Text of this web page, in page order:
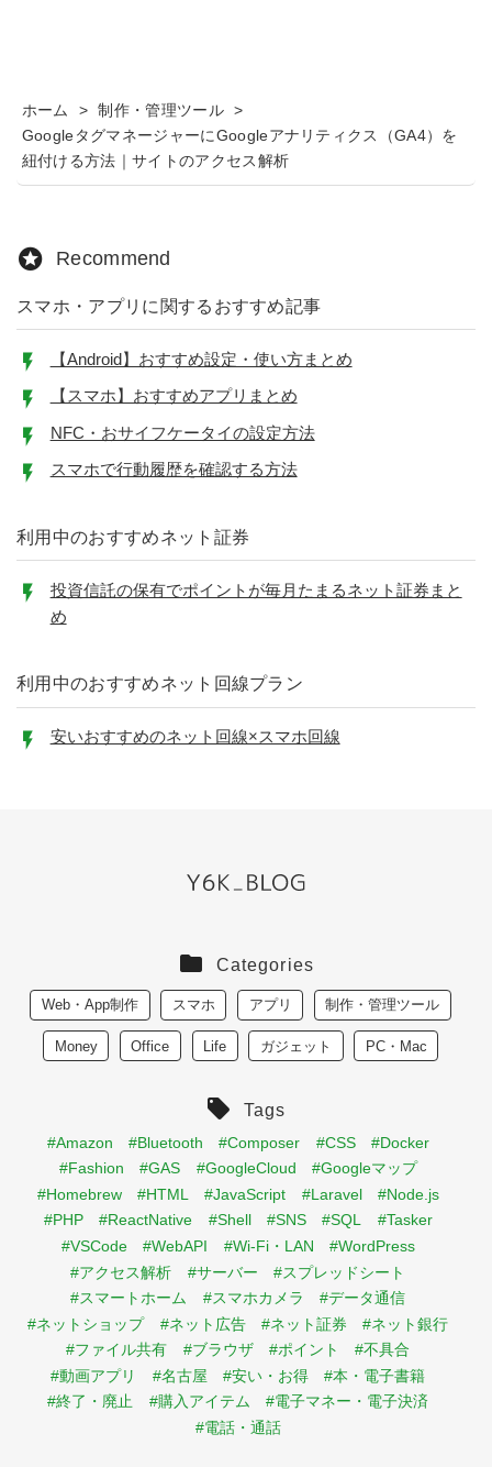
ホーム > 制作・管理ツール >
GoogleタグマネージャーにGoogleアナリティクス（GA4）を
紐付ける方法｜サイトのアクセス解析
Recommend
スマホ・アプリに関するおすすめ記事
【Android】おすすめ設定・使い方まとめ
【スマホ】おすすめアプリまとめ
NFC・おサイフケータイの設定方法
スマホで行動履歴を確認する方法
利用中のおすすめネット証券
投資信託の保有でポイントが毎月たまるネット証券まと
め
利用中のおすすめネット回線プラン
安いおすすめのネット回線×スマホ回線
Categories
Web・App制作 スマホ アプリ 制作・管理ツール
Money Office Life ガジェット PC・Mac
Tags
#Amazon #Bluetooth #Composer #CSS
#Docker
#Fashion
#GAS #GoogleCloud
#Googleマップ
#Homebrew
#HTML #JavaScript #Laravel
#Node.js
#PHP
#ReactNative #Shell #SNS #SQL
#Tasker
#VSCode
#WebAPI #Wi-Fi・LAN
#WordPress
#アクセス解析
#サーバー
#スプレッドシート
#スマートホーム
#スマホカメラ
#データ通信
#ネットショップ
#ネット広告 #ネット証券
#ネット銀行
#ファイル共有
#ブラウザ #ポイント
#不具合
#動画アプリ
#名古屋 #安い・お得
#本・電子書籍
#終了・廃止
#購入アイテム
#電子マネー・電子決済
#電話・通話